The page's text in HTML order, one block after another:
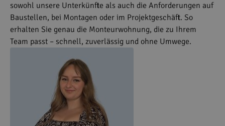
sowohl unsere Unterkünfte als auch die Anforderungen auf
Baustellen, bei Montagen oder im Projektgeschäft. So
erhalten Sie genau die Monteurwohnung, die zu Ihrem
Team passt – schnell, zuverlässig und ohne Umwege.